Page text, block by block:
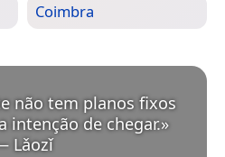
Coimbra
não tem planos fixos
intenção de chegar.
Lǎozǐ